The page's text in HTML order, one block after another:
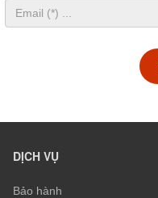
DỊCH VỤ
Bảo hành